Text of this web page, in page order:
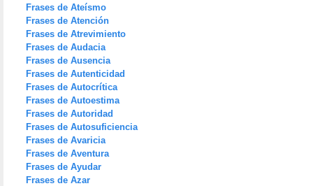
Frases de Ateísmo
Frases de Atención
Frases de Atrevimiento
Frases de Audacia
Frases de Ausencia
Frases de Autenticidad
Frases de Autocrítica
Frases de Autoestima
Frases de Autoridad
Frases de Autosuficiencia
Frases de Avaricia
Frases de Aventura
Frases de Ayudar
Frases de Azar